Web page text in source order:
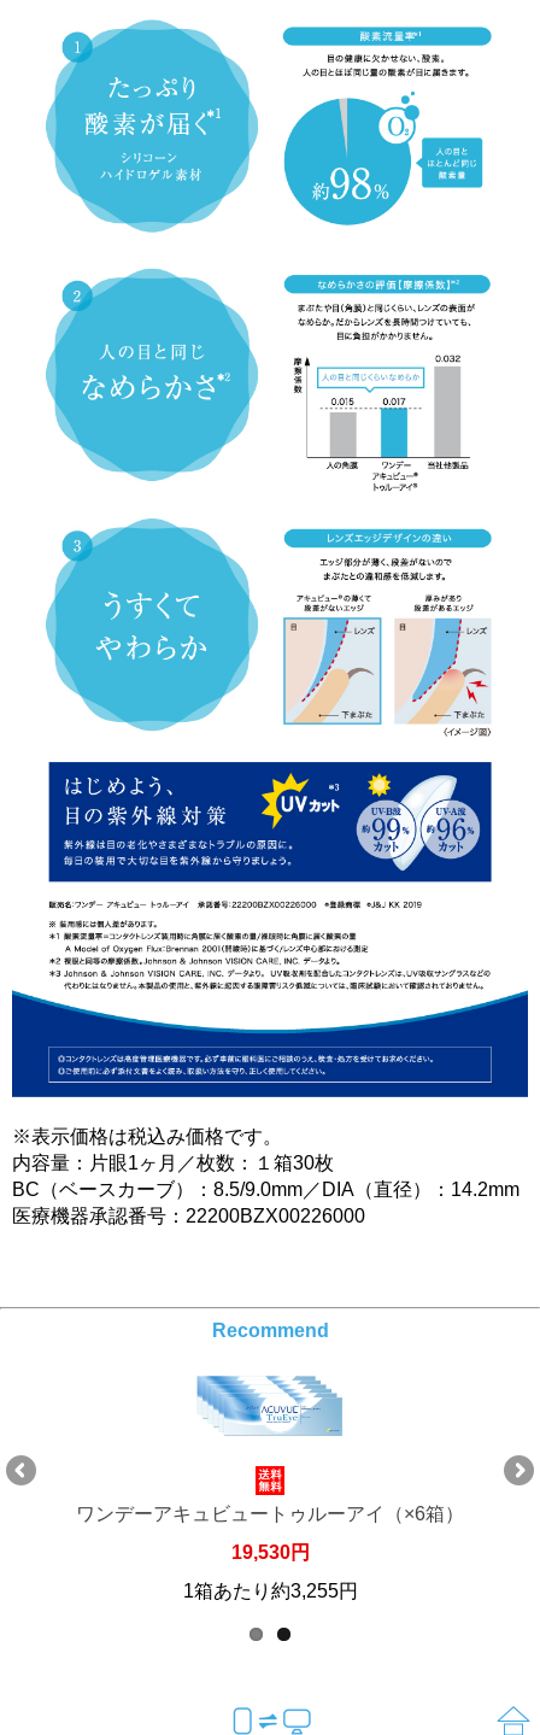
※表示価格は税込み価格です。
内容量：片眼1ヶ月／枚数：１箱30枚
BC（ベースカーブ）：8.5/9.0mm／DIA（直径）：14.2mm
医療機器承認番号：22200BZX00226000
Recommend
ワンデーアキュビュートゥルーアイ（×6箱）
19,530円
1箱あたり約3,255円